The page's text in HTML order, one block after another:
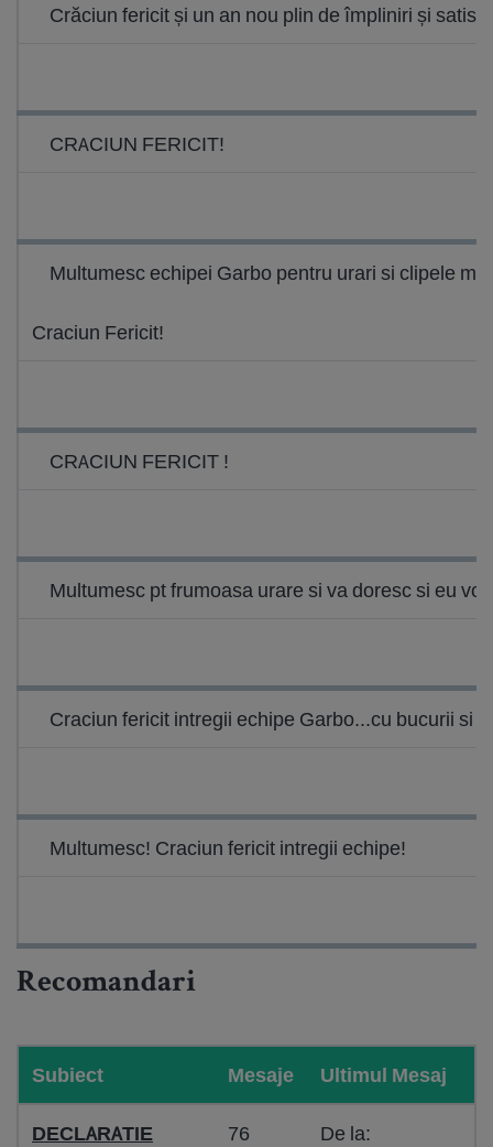
Crăciun fericit și un an nou plin de împliniri și
CRACIUN FERICIT!
Multumesc echipei Garbo pentru urari si clipele
Craciun Fericit!
CRACIUN FERICIT !
Multumesc pt frumoasa urare si va doresc si eu
Craciun fericit intregii echipe Garbo...cu bucurii si
Multumesc! Craciun fericit intregii echipe!
Recomandari
Subiect Mesaje Ultimul Mesaj
DECLARATIE 76
De la: